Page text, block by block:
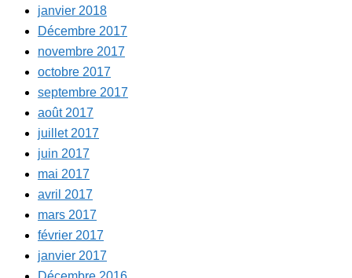
janvier 2018
Décembre 2017
novembre 2017
octobre 2017
septembre 2017
août 2017
juillet 2017
juin 2017
mai 2017
avril 2017
mars 2017
février 2017
janvier 2017